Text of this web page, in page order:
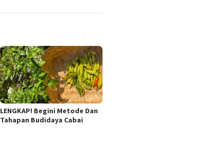
LENGKAP! Begini Metode Dan
Tahapan Budidaya Cabai